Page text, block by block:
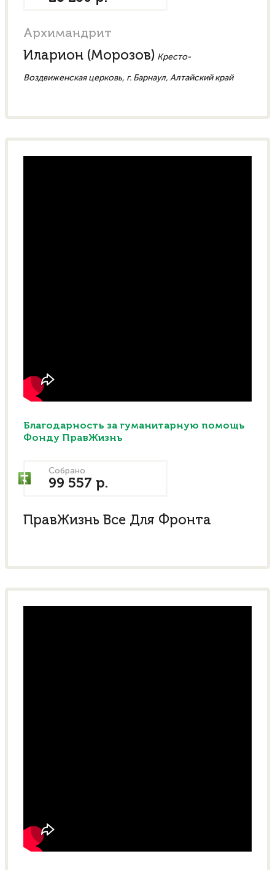
Архимандрит
Иларион (Морозов) Кресто-
Воздвиженская церковь, г. Барнаул, Алтайский край
Благодарность за гуманитарную помощь
Фонду ПравЖизнь
Собрано
99 557 р.
ПравЖизнь Все Для Фронта